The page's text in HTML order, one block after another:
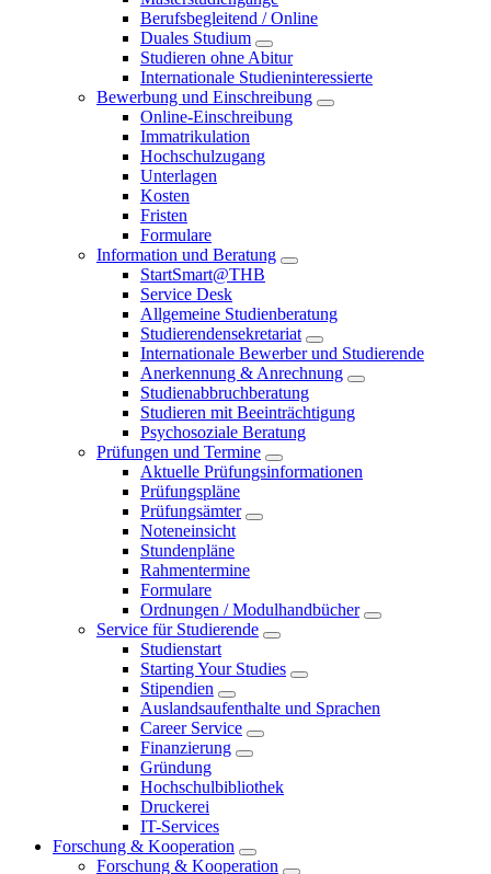
Berufsbegleitend / Online
Duales Studium
Studieren ohne Abitur
Internationale Studieninteressierte
Bewerbung und Einschreibung
Online-Einschreibung
Immatrikulation
Hochschulzugang
Unterlagen
Kosten
Fristen
Formulare
Information und Beratung
StartSmart@THB
Service Desk
Allgemeine Studienberatung
Studierendensekretariat
Internationale Bewerber und Studierende
Anerkennung & Anrechnung
Studienabbruchberatung
Studieren mit Beeinträchtigung
Psychosoziale Beratung
Prüfungen und Termine
Aktuelle Prüfungsinformationen
Prüfungspläne
Prüfungsämter
Noteneinsicht
Stundenpläne
Rahmentermine
Formulare
Ordnungen / Modulhandbücher
Service für Studierende
Studienstart
Starting Your Studies
Stipendien
Auslandsaufenthalte und Sprachen
Career Service
Finanzierung
Gründung
Hochschulbibliothek
Druckerei
IT-Services
Forschung & Kooperation
Forschung & Kooperation